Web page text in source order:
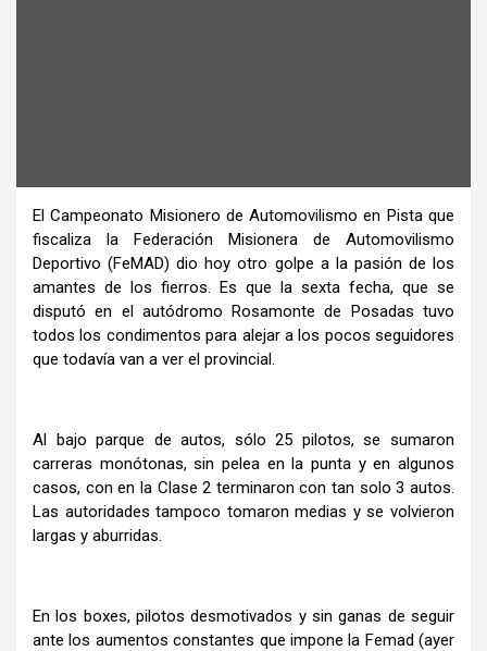
El Campeonato Misionero de Automovilismo en Pista que
fiscaliza la Federación Misionera de Automovilismo
Deportivo (FeMAD) dio hoy otro golpe a la pasión de los
amantes de los fierros. Es que la sexta fecha, que se
disputó en el autódromo Rosamonte de Posadas tuvo
todos los condimentos para alejar a los pocos seguidores
que todavía van a ver el provincial.
Al bajo parque de autos, sólo 25 pilotos, se sumaron
carreras monótonas, sin pelea en la punta y en algunos
casos, con en la Clase 2 terminaron con tan solo 3 autos.
Las autoridades tampoco tomaron medias y se volvieron
largas y aburridas.
En los boxes, pilotos desmotivados y sin ganas de seguir
ante los aumentos constantes que impone la Femad (ayer